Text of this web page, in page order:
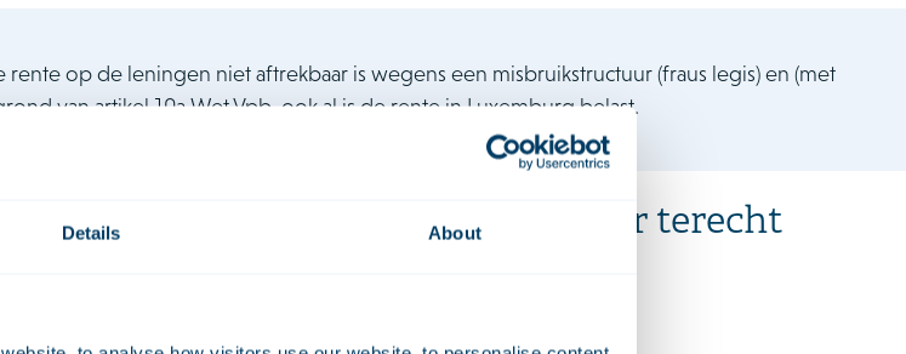
Details About
op de leningen niet aftrekbaar is wegens een misbruikstructuur (fraus legis) en (met
van artikel 10a Wet Vpb, ook al is de rente in Luxemburg belast.
Luxemburgse structuur terecht